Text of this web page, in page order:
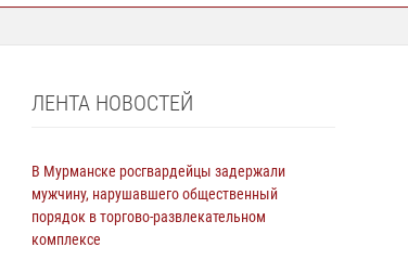
ЛЕНТА НОВОСТЕЙ
В Мурманске росгвардейцы задержали
мужчину, нарушавшего общественный
порядок в торгово-развлекательном
комплексе